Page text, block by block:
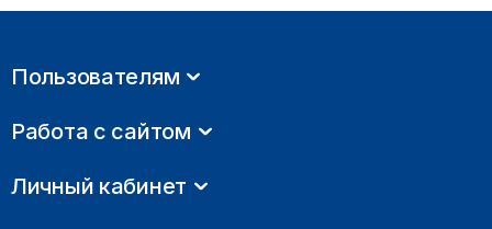
Пользователям
Работа с сайтом
Личный кабинет